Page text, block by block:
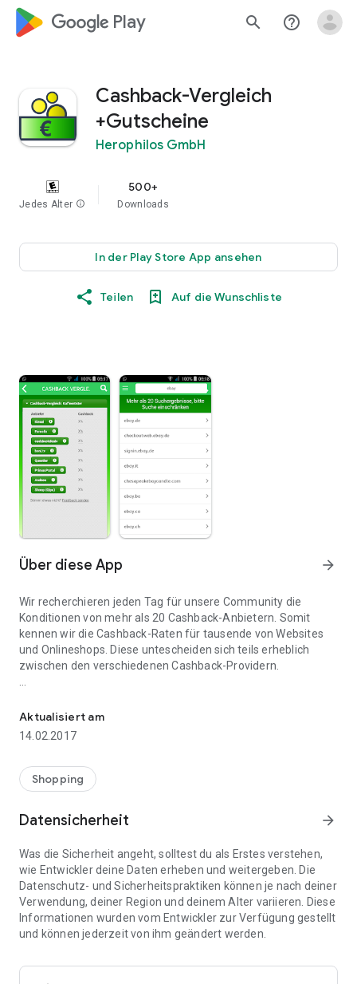
google_logo Play search help_outline
Cashback-Vergleich
+Gutscheine
Herophilos GmbH
Jedes Alter info
500+
Downloads
In der Play Store App ansehen
Teilen Auf die Wunschliste
Über diese App arrow_forward
Wir recherchieren jeden Tag für unsere Community die
Konditionen von mehr als 20 Cashback-Anbietern. Somit
kennen wir die Cashback-Raten für tausende von Websites
und Onlineshops. Diese untescheiden sich teils erheblich
zwischen den verschiedenen Cashback-Providern.
einen ausführlichen Testbericht, der unsere Erfahrungen mit
den Anbietern beschreibt und wichtige Details wie
damit Ihr alle wichtigen Regeln der Cashback-Anbieter kennt.
den Cashback-Anbieter, der Dir am meisten Cashback zahlt.
Cashback-Anbieter nicht abdecken.
Aber auch Gutscheine bleiben nicht außen vor, denn
zusätzlich kennt unsere App Gutscheincodes für zahlreiche
Onlineshops, die Du oft sogar mit Cashback kombinieren
kannst.
Damit sind wir die perfekte App zum Sparen beim
Aktualisiert am
14.02.2017
Shopping
Datensicherheit arrow_forward
Was die Sicherheit angeht, solltest du als Erstes verstehen,
wie Entwickler deine Daten erheben und weitergeben. Die
Datenschutz- und Sicherheitspraktiken können je nach deiner
Verwendung, deiner Region und deinem Alter variieren. Diese
Informationen wurden vom Entwickler zur Verfügung gestellt
und können jederzeit von ihm geändert werden.